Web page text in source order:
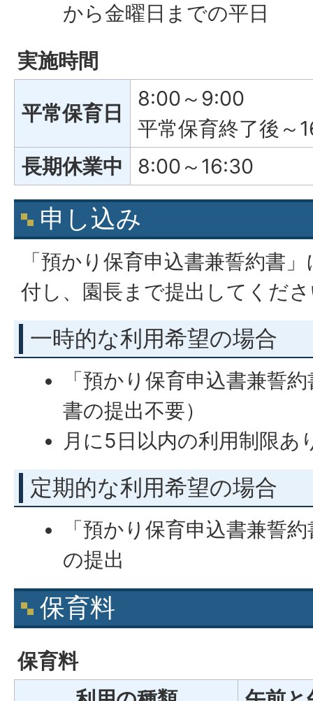
から金曜日までの平日
実施時間
平常保育日
8:00～9:00
平常保育終了後～
長期休業中
8:00～16:30
申し込み
「預かり保育申込書兼誓約書
付し、園長まで提出してくだ
一時的な利用希望の場合
「預かり保育申込書兼誓
書の提出不要）
月に5日以内の利用制限あ
定期的な利用希望の場合
「預かり保育申込書兼誓
の提出
保育料
保育料